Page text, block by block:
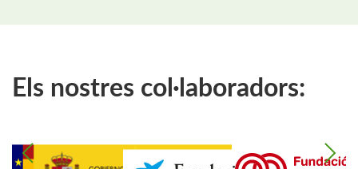
Els nostres col·laboradors: